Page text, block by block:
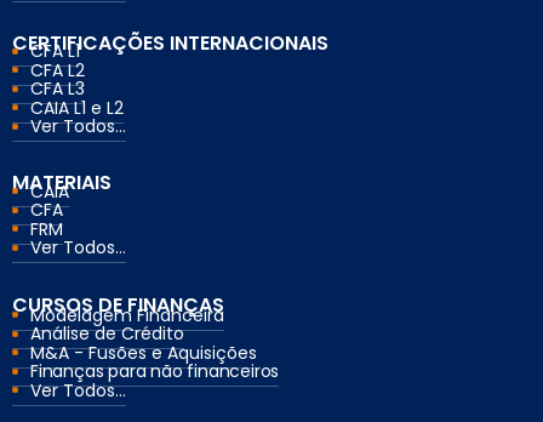
CERTIFICAÇÕES INTERNACIONAIS
CFA L1
CFA L2
CFA L3
CAIA L1 e L2
Ver Todos...
MATERIAIS
CAIA
CFA
FRM
Ver Todos...
CURSOS DE FINANÇAS
Modelagem Financeira
Análise de Crédito
M&A - Fusões e Aquisições
Finanças para não financeiros
Ver Todos...